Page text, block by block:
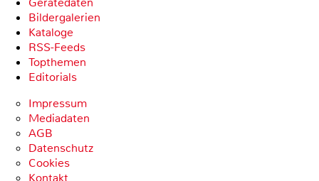
Bildergalerien
Kataloge
RSS-Feeds
Topthemen
Editorials
Impressum
Mediadaten
AGB
Datenschutz
Cookies
Kontakt